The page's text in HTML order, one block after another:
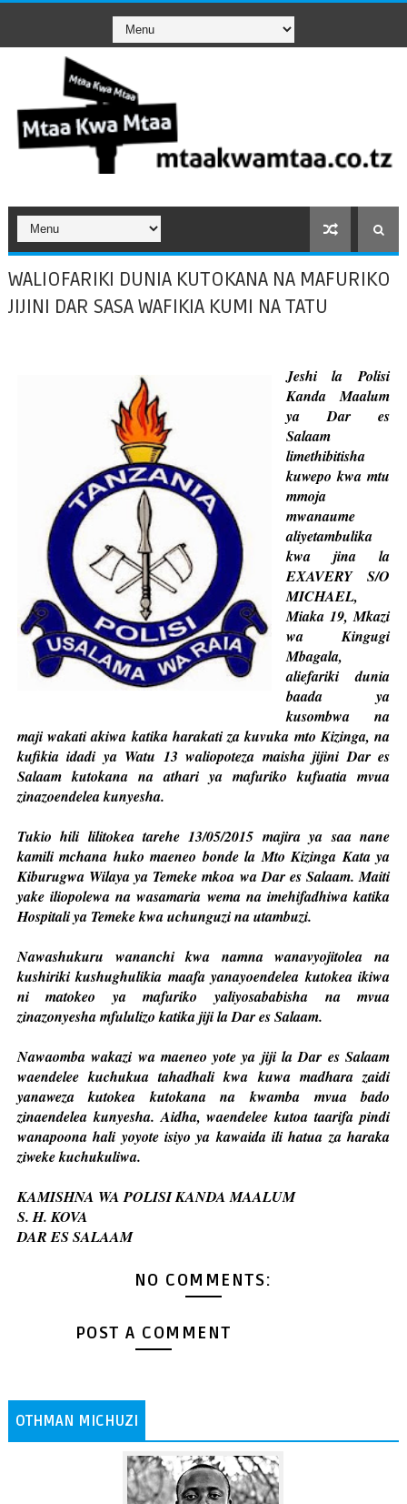
WALIOFARIKI DUNIA KUTOKANA NA MAFURIKO
JIJINI DAR SASA WAFIKIA KUMI NA TATU
Jeshi la Polisi
Kanda Maalum
ya Dar es
Salaam
limethibitisha
kuwepo kwa mtu
mmoja
mwanaume
aliyetambulika
kwa jina la
EXAVERY S/O
MICHAEL,
Miaka 19, Mkazi
wa Kingugi
Mbagala,
aliefariki dunia
baada ya
kusombwa na
maji wakati akiwa katika harakati za kuvuka mto Kizinga, na
kufikia idadi ya Watu 13 waliopoteza maisha jijini Dar es
Salaam kutokana na athari ya mafuriko kufuatia mvua
zinazoendelea kunyesha.
Tukio hili lilitokea tarehe 13/05/2015 majira ya saa nane
kamili mchana huko maeneo bonde la Mto Kizinga Kata ya
Kiburugwa Wilaya ya Temeke mkoa wa Dar es Salaam. Maiti
yake iliopolewa na wasamaria wema na imehifadhiwa katika
Hospitali ya Temeke kwa uchunguzi na utambuzi.
Nawashukuru wananchi kwa namna wanavyojitolea na
kushiriki kushughulikia maafa yanayoendelea kutokea ikiwa
ni matokeo ya mafuriko yaliyosababisha na mvua
zinazonyesha mfululizo katika jiji la Dar es Salaam.
Nawaomba wakazi wa maeneo yote ya jiji la Dar es Salaam
waendelee kuchukua tahadhali kwa kuwa madhara zaidi
yanaweza kutokea kutokana na kwamba mvua bado
zinaendelea kunyesha. Aidha, waendelee kutoa taarifa pindi
wanapoona hali yoyote isiyo ya kawaida ili hatua za haraka
ziweke kuchukuliwa.
KAMISHNA WA POLISI KANDA MAALUM
S. H. KOVA
DAR ES SALAAM
NO COMMENTS:
POST A COMMENT
OTHMAN MICHUZI